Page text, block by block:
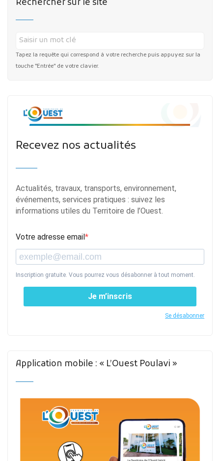
Rechercher sur le site
Tapez la requête qui correspond à votre recherche puis appuyez sur la
touche "Entrée" de votre clavier.
Recevez nos actualités
Actualités, travaux, transports, environnement,
événements, services pratiques : suivez les
informations utiles du Territoire de l’Ouest.
Votre adresse email
Inscription gratuite. Vous pourrez vous désabonner à tout moment.
Je m’inscris
Se désabonner
Application mobile : « L’Ouest Poulavi »